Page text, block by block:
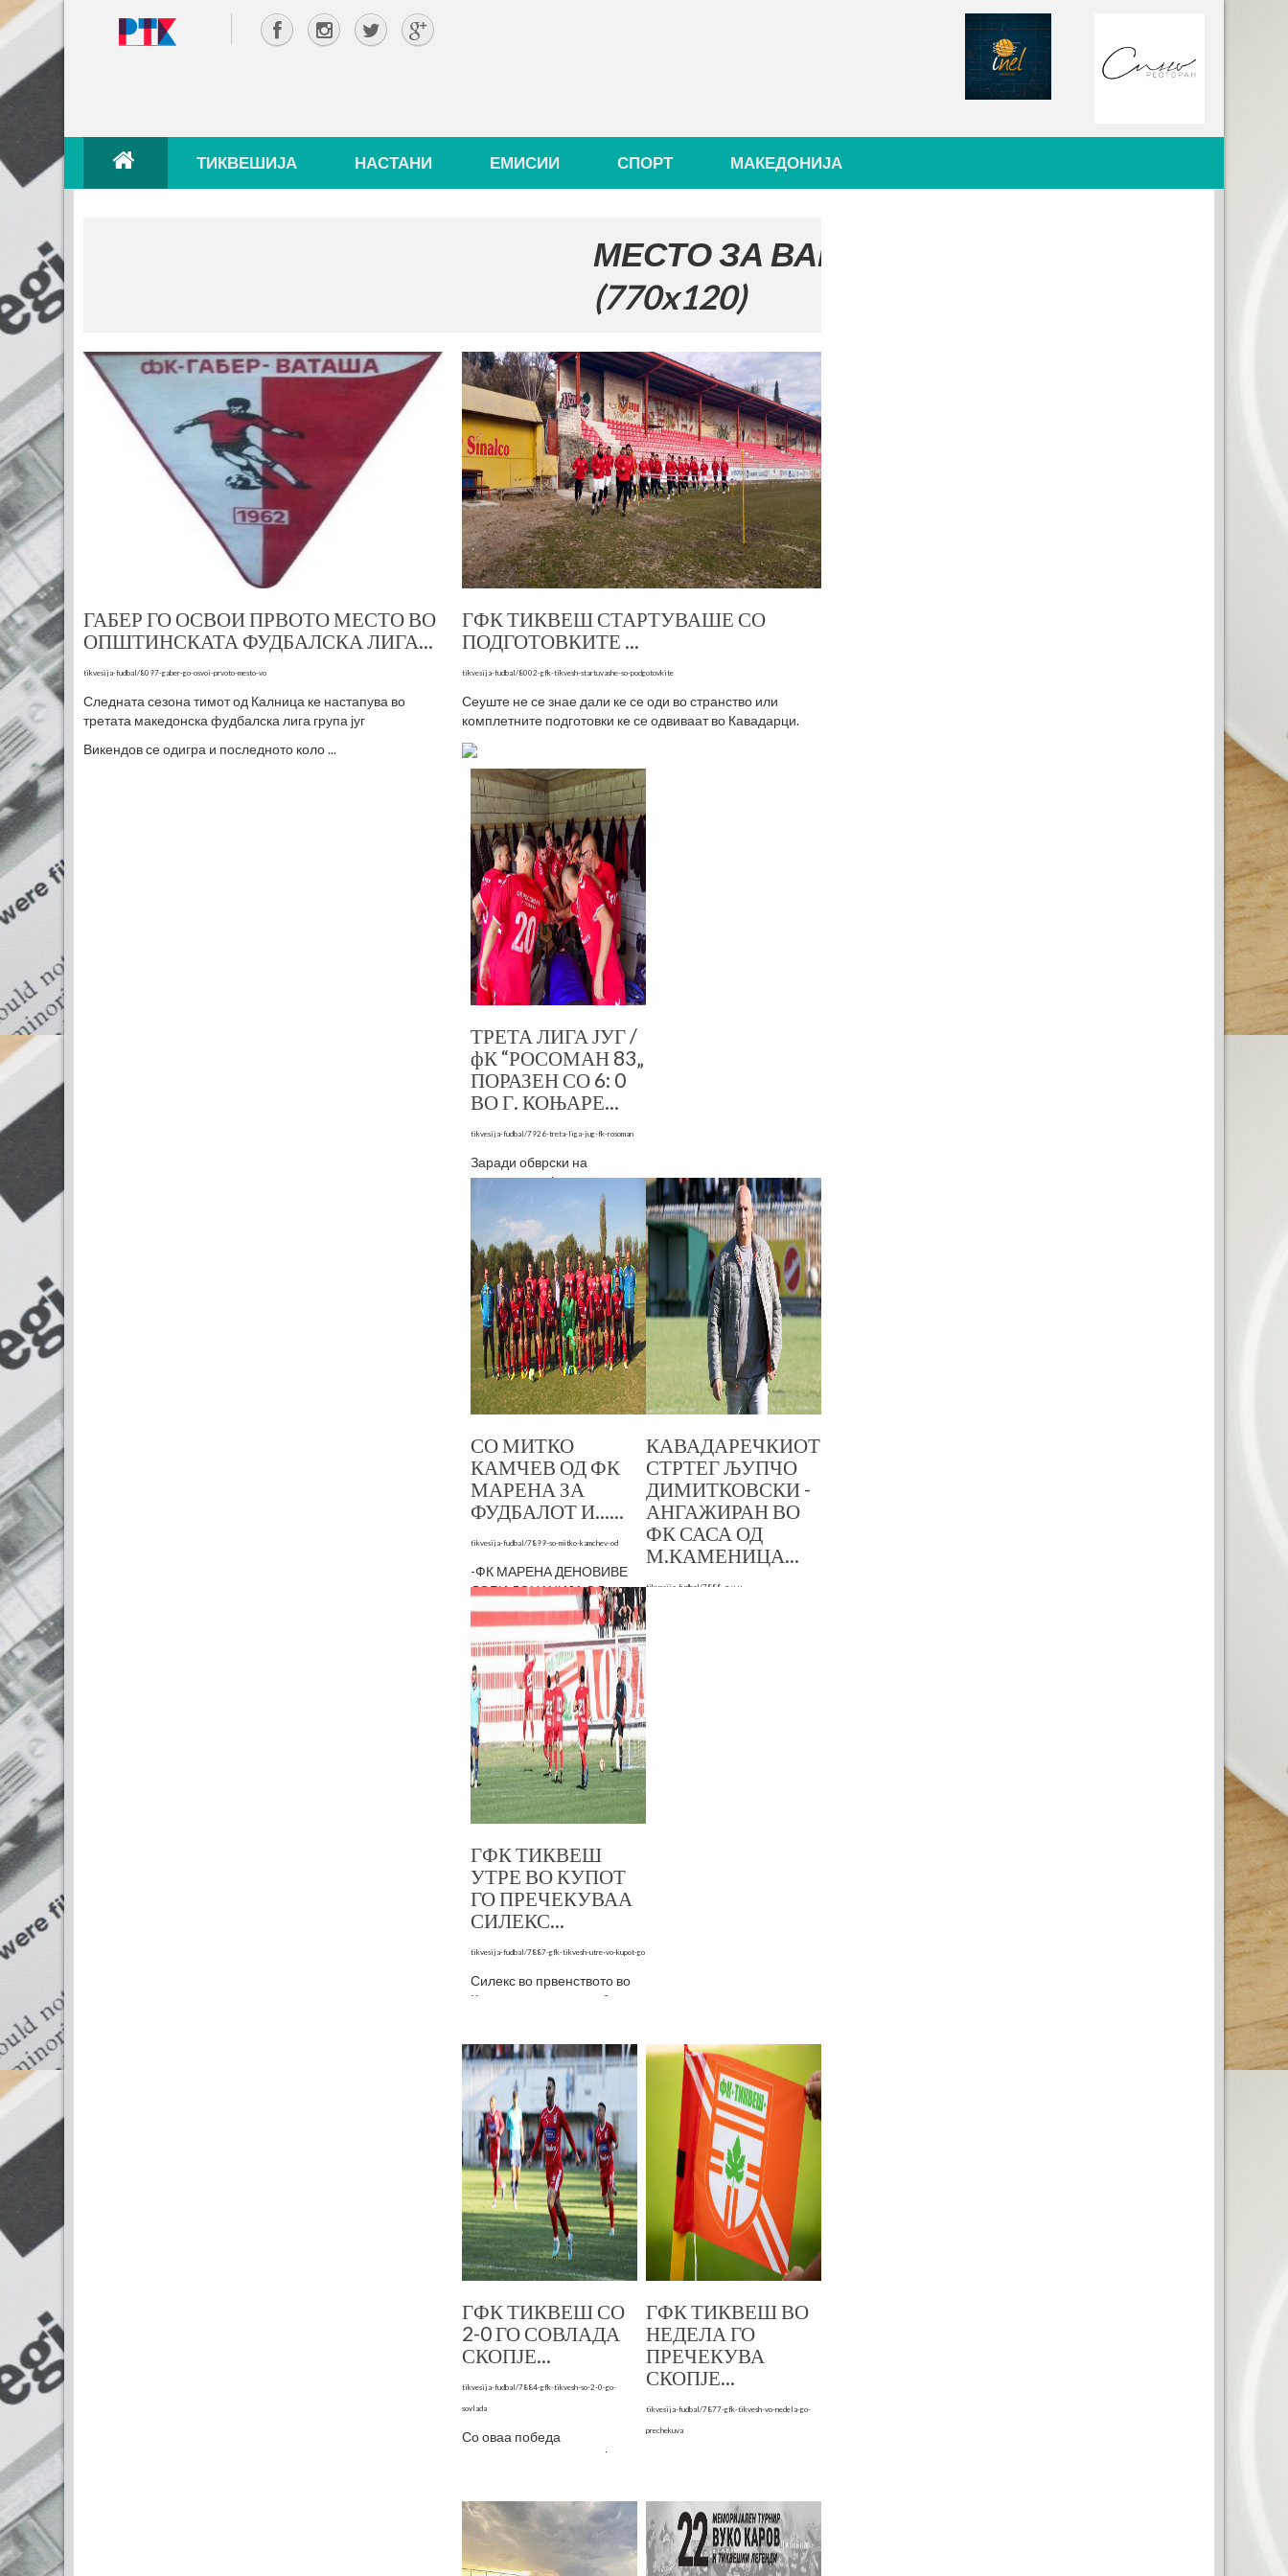
ТИКВЕШИЈА НАСТАНИ ЕМИСИИ СПОРТ МАКЕДОНИЈА
МЕСТО ЗА ВАШАТА РЕКЛАМА
(770x120)
ГАБЕР ГО ОСВОИ ПРВОТО МЕСТО ВО
ОПШТИНСКАТА ФУДБАЛСКА ЛИГА...
tikvesija-fudbal/8097-gaber-go-osvoi-prvoto-mesto-vo
Следната сезона тимот од Калница ке настапува во
третата македонска фудбалска лига група југ
Викендов се одигра и последното коло ...
ГФК ТИКВЕШ СТАРТУВАШЕ СО
ПОДГОТОВКИТЕ ...
tikvesija-fudbal/8002-gfk-tikvesh-startuvashe-so-podgotovkite
Сеуште не се знае дали ке се оди во странство или
комплетните подготовки ке се одвиваат во Кавадарци.
ТРЕТА ЛИГА ЈУГ /
фК “РОСОМАН 83„
ПОРАЗЕН СО 6: 0
ВО Г. КОЊАРЕ...
tikvesija-fudbal/7926-treta-liga-jug-fk-rosoman
Заради обврски на
репрезетацијата
фудбалските прволигаши
паузираа и овој викенд па
редовното 12 коло ке го
одиграт утре а во него се
ср...
СО МИТКО
КАМЧЕВ ОД ФК
МАРЕНА ЗА
ФУДБАЛОТ И......
tikvesija-fudbal/7899-so-mitko-kamchev-od
-ФК МАРЕНА ДЕНОВИВЕ
ДОБИ ДОНАЦИЈА ОД
ПОРАНЕШЕН СВОЈ
ФУДБАЛЕР КОЈ СЕГА Е НА
ПРИВРЕМЕНА РАБОТА ВО
АВСТРАЛИЈА . СЕ РАБОТИ
ЗА ЗОРАН ТАСЕВ,НЕ...
КАВАДАРЕЧКИОТ
СТРТЕГ ЉУПЧО
ДИМИТКОВСКИ -
АНГАЖИРАН ВО
ФК САСА ОД
М.КАМЕНИЦА...
tikvesija-fudbal/7888-љњу
ГФК ТИКВЕШ
УТРЕ ВО КУПОТ
ГО ПРЕЧЕКУВАА
СИЛЕКС...
tikvesija-fudbal/7887-gfk-tikvesh-utre-vo-kupot-go
Силекс во првенството во
Кратово срекно ги доби
Утре со почеток од 14 часот
ке се одиграат сре�...
ГФК ТИКВЕШ СО
2-0 ГО СОВЛАДА
СКОПЈЕ...
tikvesija-fudbal/7884-gfk-tikvesh-so-2-0-go-
sovlada
Со оваа победа
кавадарчани се искачија на
Без поголеми
изненадувања помина 9
коло кај фудбалските
прволигаш...
ГФК ТИКВЕШ ВО
НЕДЕЛА ГО
ПРЕЧЕКУВА
СКОПЈЕ...
tikvesija-fudbal/7877-gfk-tikvesh-vo-nedela-go-
prechekuva
куп пресметката со Силекс
По паузата заради
репрезен�...